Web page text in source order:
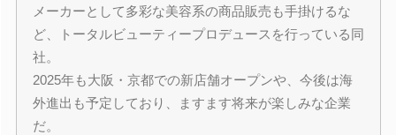
メーカーとして多彩な美容系の商品販売も手掛けるな
ど、トータルビューティープロデュースを行っている同
社。
2025年も大阪・京都での新店舗オープンや、今後は海
外進出も予定しており、ますます将来が楽しみな企業
だ。